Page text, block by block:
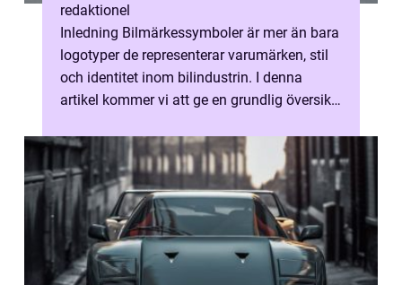
redaktionel
Inledning Bilmärkessymboler är mer än bara
logotyper de representerar varumärken, stil
och identitet inom bilindustrin. I denna
artikel kommer vi att ge en grundlig översikt